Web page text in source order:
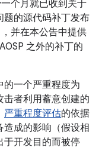
个月就已收到关于
题的源代码补丁发布
并在本公告中提供
之外的补丁的
的一个严重程度为
击者利用蓄意创建的
严重程度评估的依据
造成的影响（假设相
于开发目的而被停